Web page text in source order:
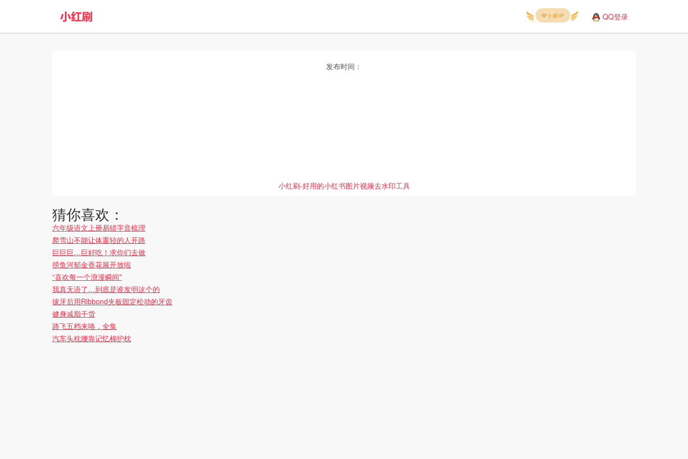
QQ登录
开通VIP
发布时间：
小红刷-好用的小红书图片视频去水印工具
猜你喜欢：
六年级语文上册易错字音梳理
爬雪山不能让体重轻的人开路
巨巨巨…巨好吃！求你们去做
捞鱼河郁金香花展开放啦
“喜欢每一个浪漫瞬间”
我真无语了…到底是谁发明这个的
拔牙后用Ribbond夹板固定松动的牙齿
健身减脂干货
路飞五档来咯，全集
汽车头枕腰靠记忆棉护枕